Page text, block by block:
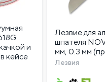
и
кейсе
Лезвие для
шпателя
мм, 0.3 мм
Лезвия